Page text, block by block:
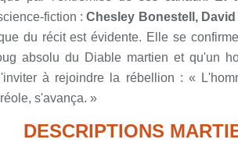
fiction :Chesley Bonestell,
du récit est évidente. Elle se
absolu du Diable martien et qu'un
à rejoindre la rébellion : «
s'avança. »
DESCRIPTIONS